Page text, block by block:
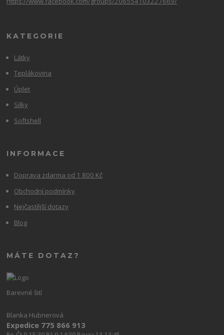
KATEGORIE
Látky
Teplákovina
Úplet
Silky
Softshell
INFORMACE
Doprava zdarma od 1 800 Kč
Obchodní podmínky
Nejčastější dotazy
Blog
MÁTE DOTAZ?
Barevné šití
Blanka Hubnerová
Expedice 775 866 913